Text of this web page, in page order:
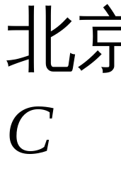
北
C